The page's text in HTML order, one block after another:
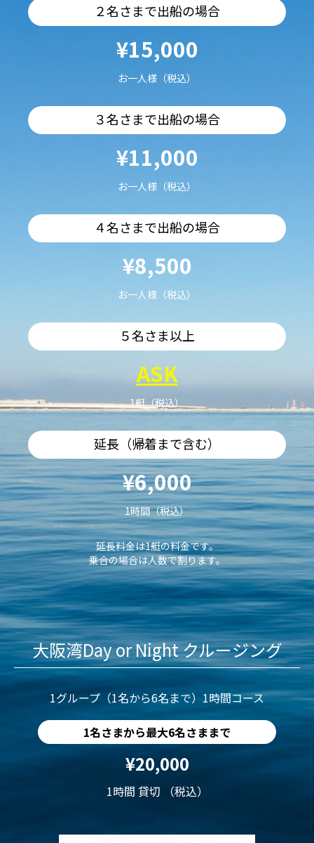
２名さまで出船の場合
¥15,000
お一人様（税込）
３名さまで出船の場合
¥11,000
お一人様（税込）
４名さまで出船の場合
¥8,500
お一人様（税込）
５名さま以上
ASK
1艇（税込）
延長（帰着まで含む）
¥6,000
1時間（税込）
延長料金は1艇の料金です。
乗合の場合は人数で割ります。
大阪湾Day or Night クルージング
1グループ（1名から6名まで）1時間コース
1名さまから最大6名さままで
¥20,000
1時間 貸切 （税込）